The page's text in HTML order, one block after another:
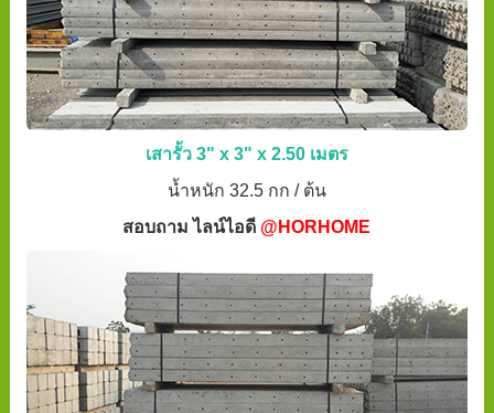
เสารั้ว 3" x 3" x 2.50 เมตร
น้ำหนัก 32.5 กก / ต้น
สอบถาม ไลน์ไอดี @HORHOME